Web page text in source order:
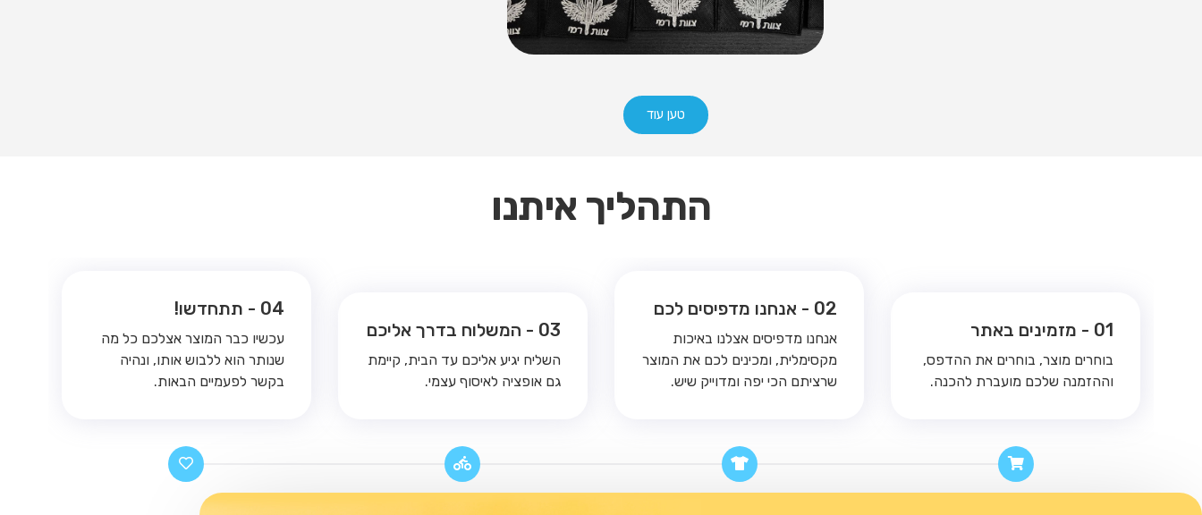
טען עוד
התהליך איתנו
01 - מזמינים באתר
בוחרים מוצר, בוחרים את ההדפס,
וההזמנה שלכם מועברת להכנה.
02 - אנחנו מדפיסים לכם
אנחנו מדפיסים אצלנו באיכות
מקסימלית, ומכינים לכם את המוצר
שרציתם הכי יפה ומדוייק שיש.
03 - המשלוח בדרך אליכם
השליח יגיע אליכם עד הבית, קיימת
גם אופציה לאיסוף עצמי.
04 - תתחדשו!
עכשיו כבר המוצר אצלכם כל מה
שנותר הוא ללבוש אותו, ונהיה
בקשר לפעמיים הבאות.